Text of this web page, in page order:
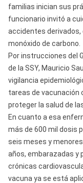
familias inician sus
funcionario invitó a
accidentes
monóxido de carbono.
Por instrucciones del
de la SSY, Mauricio
vigilancia
tareas de vacunación
proteger la salud de
En cuanto a esa
más de 600 mil dosis
seis meses y
años, embarazadas y
crónicas
vacuna ya se está